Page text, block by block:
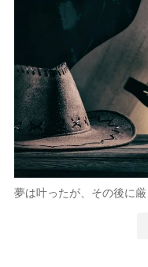
夢は叶ったが、その後に